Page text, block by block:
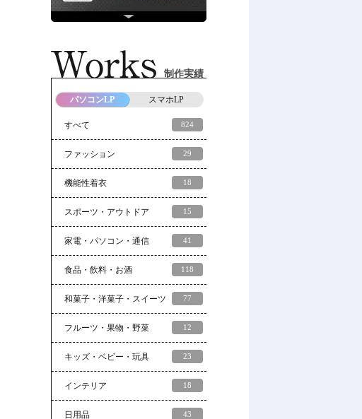
制作実績
パソコンLP スマホLP
すべて 824
ファッション 29
機能性着衣 18
スポーツ・アウトドア 15
家電・パソコン・通信 41
食品・飲料・お酒 118
和菓子・洋菓子・スイーツ 77
フルーツ・果物・野菜 12
キッズ・ベビー・玩具 23
インテリア 18
日用品 43